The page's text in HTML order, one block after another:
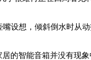
想，倾斜倒水时从
智能音箱并没有现